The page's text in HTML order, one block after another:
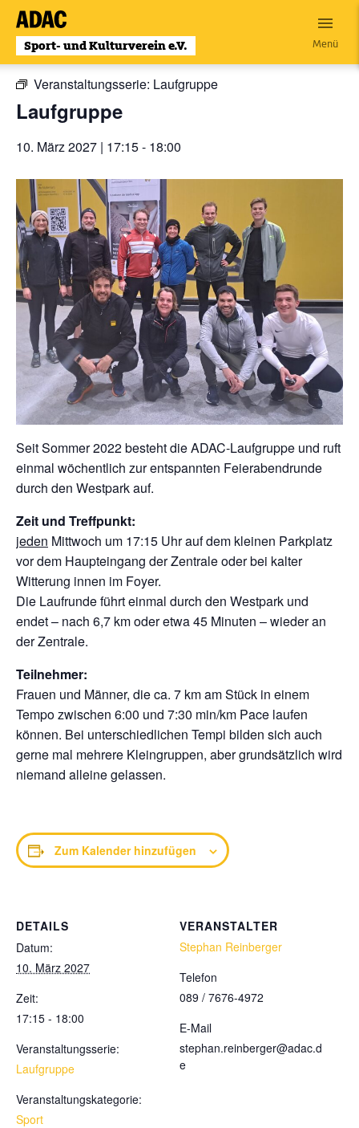
Zum
Inhalt
wechseln
Menü
« Alle Veranstaltungen
Veranstaltungsserie: Laufgruppe
Laufgruppe
10. März 2027 | 17:15- 18:00
Seit Sommer 2022 besteht die ADAC-Laufgruppe und ruft
einmal wöchentlich zur entspannten Feierabendrunde
durch den Westpark auf.
Zeit und Treffpunkt:
jeden Mittwoch um 17:15 Uhr auf dem kleinen Parkplatz
vor dem Haupteingang der Zentrale oder bei kalter
Witterung innen im Foyer.
Die Laufrunde führt einmal durch den Westpark und
endet – nach 6,7 km oder etwa 45 Minuten – wieder an
der Zentrale.
Teilnehmer:
Frauen und Männer, die ca. 7 km am Stück in einem
Tempo zwischen 6:00 und 7:30 min/km Pace laufen
können. Bei unterschiedlichen Tempi bilden sich auch
gerne mal mehrere Kleingruppen, aber grundsätzlich wird
niemand alleine gelassen.
Zum Kalender hinzufügen
DETAILS
Datum:
10. März 2027
Zeit:
17:15 - 18:00
Veranstaltungsserie:
Laufgruppe
Veranstaltungskategorie:
Sport
VERANSTALTER
Stephan Reinberger
Telefon
089 / 7676-4972
E-Mail
stephan.reinberger@adac.d
e